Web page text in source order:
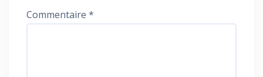
Commentaire *